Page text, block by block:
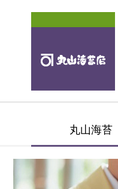
丸山海苔